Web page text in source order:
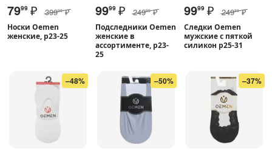
7999 ₽ 39999 ₽
Носки Oemen
женские, р23-25
9999 ₽ 24999 ₽
Подследники Oemen
женские в
ассортименте, р23-
25
9999 ₽ 24999 ₽
Следки Oemen
мужские с пяткой
силикон р25-31
–48% –50% –37%